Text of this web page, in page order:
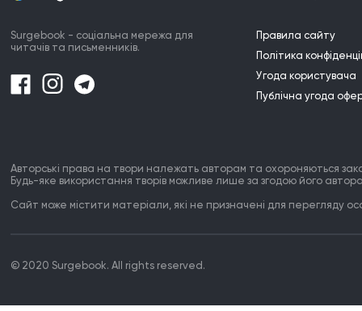
Surgebook - соціальна мережа для
читачів та письменників.
Правила сайту
Політика
Угода користувача
Публічна угода
Авторські права на твори належать авторам та охороняються
Будь-яке використання творів можливе лише за згодою його
Сайт може містити матеріали, які не призначені для перегляду
© 2020 Surgebook. All rights reserved.